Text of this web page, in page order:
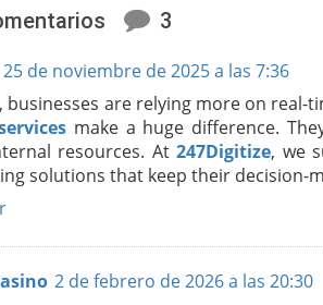
3
25 de noviembre de 2025 a las 7:36
businesses are relying more on
make a huge difference.
resources. At247Digitize, we
solutions that keep their decision-
2 de febrero de 2026 a las 20:30